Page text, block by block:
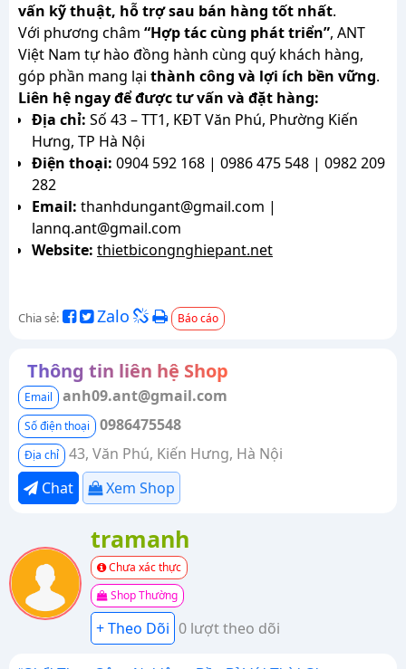
vấn kỹ thuật, hỗ trợ sau bán hàng tốt nhất.
Với phương châm “Hợp tác cùng phát triển”, ANT
Việt Nam tự hào đồng hành cùng quý khách hàng,
góp phần mang lại thành công và lợi ích bền vững.
Liên hệ ngay để được tư vấn và đặt hàng:
Địa chỉ: Số 43 – TT1, KĐT Văn Phú, Phường Kiến
Hưng, TP Hà Nội
Điện thoại: 0904 592 168 | 0986 475 548 | 0982 209
282
Email: thanhdungant@gmail.com |
lannq.ant@gmail.com
Website: thietbicongnghiepant.net
Chia sẻ: Zalo Báo cáo
Thông tin liên hệ Shop
Email anh09.ant@gmail.com
Số điện thoại 0986475548
Địa chỉ
43, Văn Phú, Kiến Hưng, Hà Nội
Chat
Xem Shop
tramanh
Chưa xác thực
Shop Thường
0 lượt theo dõi